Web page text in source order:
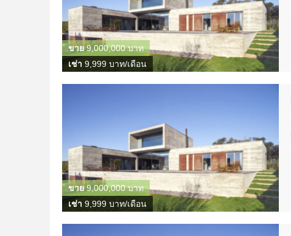
เช่า 9,999 บาท/เดือน
ขาย9,000,000 บาท
เช่า 9,999 บาท/เดือน
ขาย9,000,000 บาท